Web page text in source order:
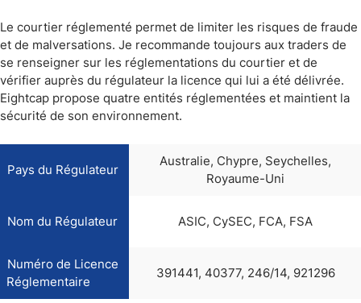
Le courtier réglementé permet de limiter les risques de fraude
et de malversations. Je recommande toujours aux traders de
se renseigner sur les réglementations du courtier et de
vérifier auprès du régulateur la licence qui lui a été délivrée.
Eightcap propose quatre entités réglementées et maintient la
sécurité de son environnement.
Pays du Régulateur
Australie, Chypre, Seychelles,
Royaume-Uni
Nom du Régulateur ASIC, CySEC, FCA, FSA
Numéro de Licence
Réglementaire
391441, 40377, 246/14, 921296